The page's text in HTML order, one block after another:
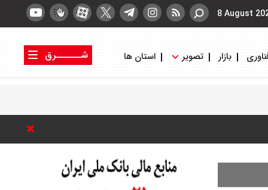
8 August
بازار تصویر استان ها
شــــــرق